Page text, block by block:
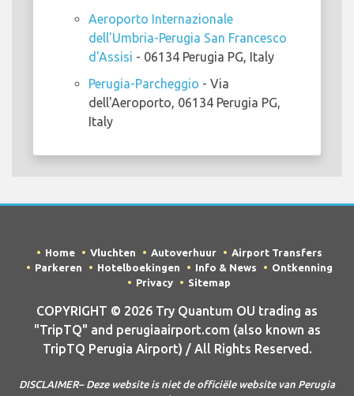
Aeroporto Internazionale
dell'Umbria-Perugia San Francesco
d'Assisi - 06134 Perugia PG, Italy
Perugia-Parcheggio - Via
dell'Aeroporto, 06134 Perugia PG,
Italy
Home Vluchten Autoverhuur
Airport Transfers
Parkeren
Hotelboekingen Info & News
Ontkenning
Privacy
Sitemap
COPYRIGHT © 2026 Try Quantum OU trading as
"TripTQ" and perugiaairport.com (also known as
TripTQ Perugia Airport) / All Rights Reserved.
DISCLAIMER– Deze website is niet de officiële website van Perugia